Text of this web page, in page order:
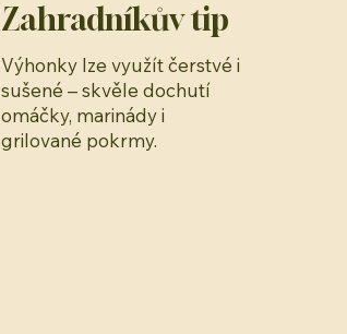
Zahradníkův tip
Výhonky lze využít čerstvé i
sušené – skvěle dochutí
omáčky, marinády i
grilované pokrmy.